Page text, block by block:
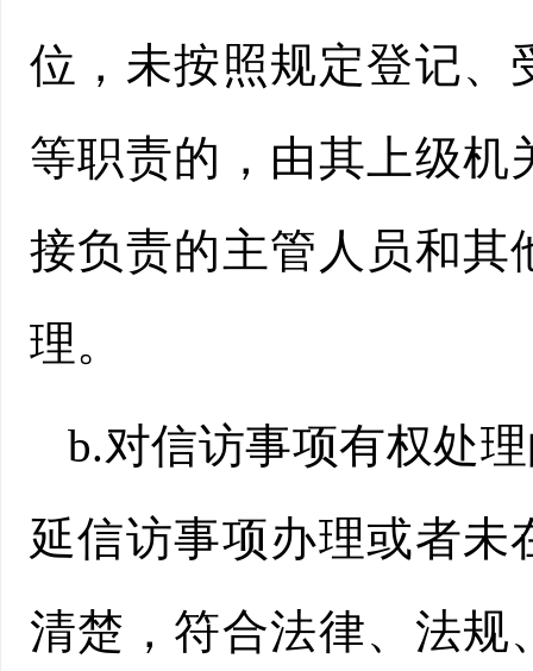
位，未按照规定登记、
等职责的，由其上级机
接负责的主管人员和其
理。
b.对信访事项有权处
延信访事项办理或者未
清楚，符合法律、法规